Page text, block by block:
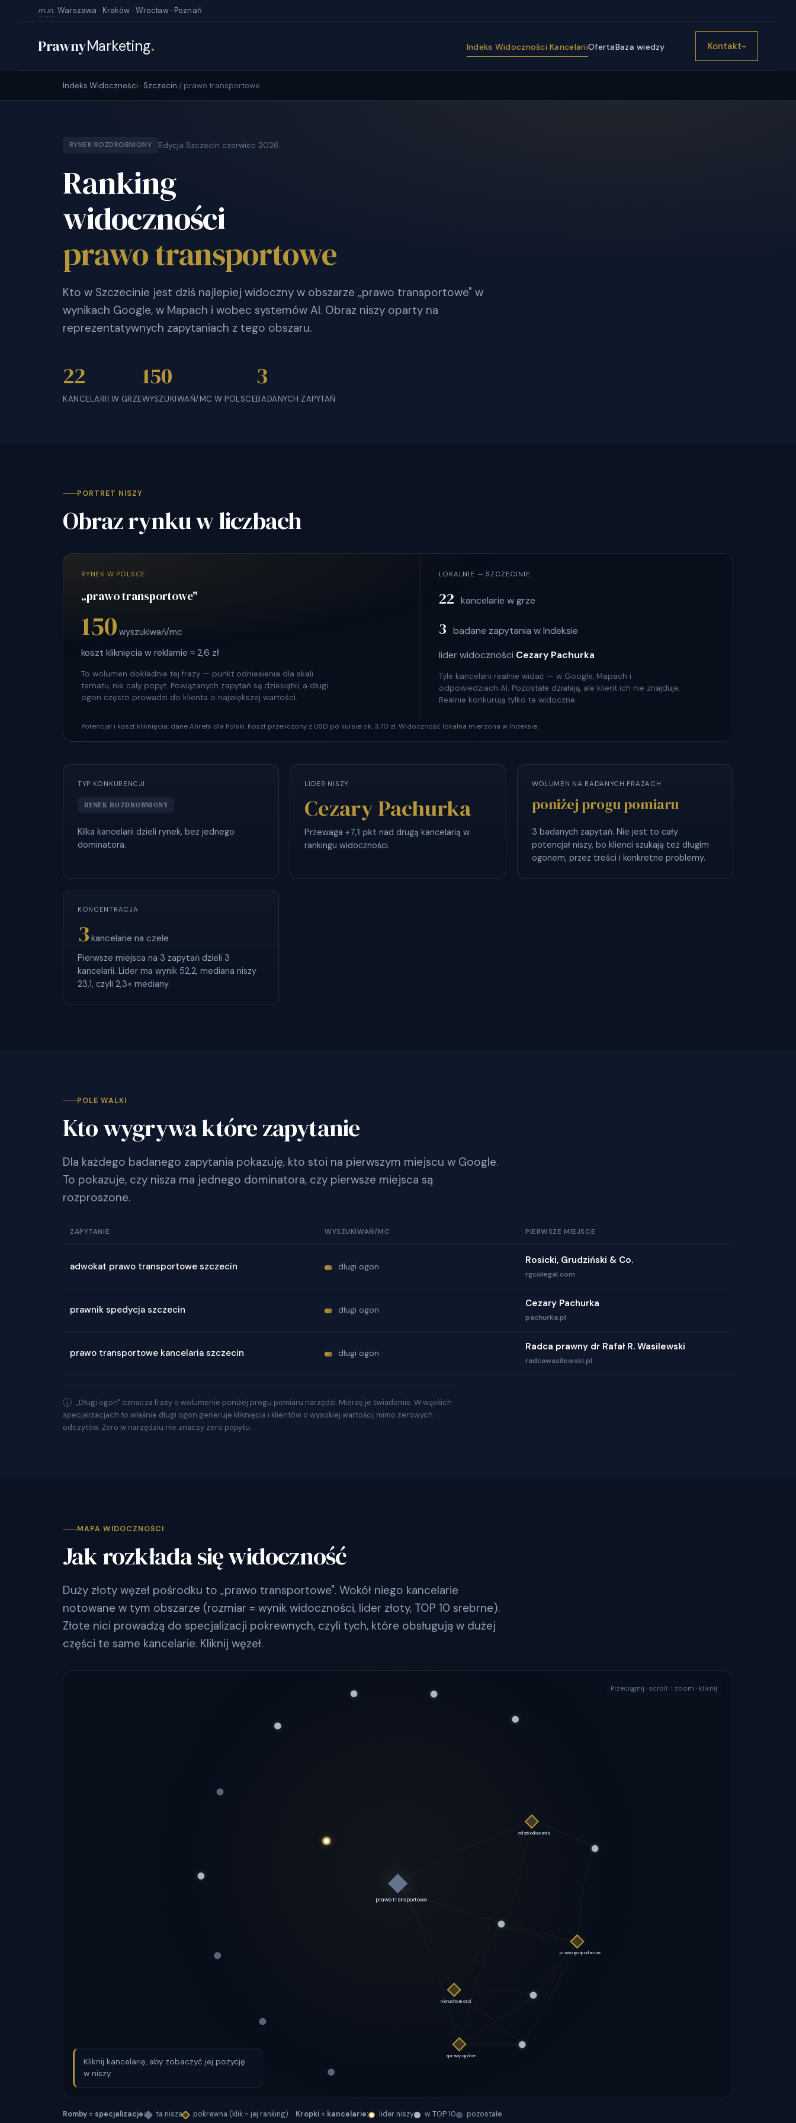
m.in. Warszawa · Kraków · Wrocław · Poznań
PrawnyMarketing. Indeks Widoczności KancelariiOfertaBaza wiedzy Kontakt→
Indeks Widoczności · Szczecin / prawo transportowe
RYNEK ROZDROBNIONY Edycja Szczecin czerwiec 2026
Ranking
widoczności
prawo transportowe
Kto w Szczecinie jest dziś najlepiej widoczny w obszarze „prawo transportowe" w
wynikach Google, w Mapach i wobec systemów AI. Obraz niszy oparty na
reprezentatywnych zapytaniach z tego obszaru.
22
KANCELARII W GRZE
150
WYSZUKIWAŃ/MC W POLSCE
3
BADANYCH ZAPYTAŃ
PORTRET NISZY
Obraz rynku w liczbach
RYNEK W POLSCE
„prawo transportowe"
150 wyszukiwań/mc
koszt kliknięcia w reklamie ≈ 2,6 zł
To wolumen dokładnie tej frazy — punkt odniesienia dla skali
tematu, nie cały popyt. Powiązanych zapytań są dziesiątki, a długi
ogon często prowadzi do klienta o największej wartości.
LOKALNIE — SZCZECINIE
22 kancelarie w grze
3 badane zapytania w Indeksie
lider widoczności Cezary Pachurka
Tyle kancelarii realnie widać — w Google, Mapach i
odpowiedziach AI. Pozostałe działają, ale klient ich nie znajduje.
Realnie konkurują tylko te widoczne.
Potencjał i koszt kliknięcia: dane Ahrefs dla Polski. Koszt przeliczony z USD po kursie ok. 3,70 zł. Widoczność lokalna mierzona w Indeksie.
TYP KONKURENCJI
RYNEK ROZDROBNIONY
Kilka kancelarii dzieli rynek, bez jednego
dominatora.
LIDER NISZY
Cezary Pachurka
Przewaga+7,1 pkt nad drugą kancelarią w
rankingu widoczności.
WOLUMEN NA BADANYCH FRAZACH
poniżej progu pomiaru
3 badanych zapytań. Nie jest to cały
potencjał niszy, bo klienci szukają też długim
ogonem, przez treści i konkretne problemy.
KONCENTRACJA
3 kancelarie na czele
Pierwsze miejsca na 3 zapytań dzieli 3
kancelarii. Lider ma wynik 52,2, mediana niszy
23,1, czyli 2,3× mediany.
POLE WALKI
Kto wygrywa które zapytanie
Dla każdego badanego zapytania pokazuję, kto stoi na pierwszym miejscu w Google.
To pokazuje, czy nisza ma jednego dominatora, czy pierwsze miejsca są
rozproszone.
ZAPYTANIE WYSZUKIWAŃ/MC PIERWSZE MIEJSCE
adwokat prawo transportowe szczecin długi ogon
Rosicki, Grudziński & Co.
rgcolegal.com
prawnik spedycja szczecin długi ogon
Cezary Pachurka
pachurka.pl
prawo transportowe kancelaria szczecin długi ogon
Radca prawny dr Rafał R. Wasilewski
radcawasilewski.pl
„Długi ogon" oznacza frazy o wolumenie poniżej progu pomiaru narzędzi. Mierzę je świadomie. W wąskich
specjalizacjach to właśnie długi ogon generuje kliknięcia i klientów o wysokiej wartości, mimo zerowych
odczytów. Zero w narzędziu nie znaczy zero popytu.
MAPA WIDOCZNOŚCI
Jak rozkłada się widoczność
Duży złoty węzeł pośrodku to „prawo transportowe". Wokół niego kancelarie
notowane w tym obszarze (rozmiar = wynik widoczności, lider złoty, TOP 10 srebrne).
Złote nici prowadzą do specjalizacji pokrewnych, czyli tych, które obsługują w dużej
części te same kancelarie. Kliknij węzeł.
Kliknij kancelarię, aby zobaczyć jej pozycję
w niszy.
Przeciągnij · scroll = zoom · kliknij
Romby = specjalizacje: ta nisza pokrewna (klik = jej ranking) Kropki = kancelarie: lider niszy w TOP 10 pozostałe